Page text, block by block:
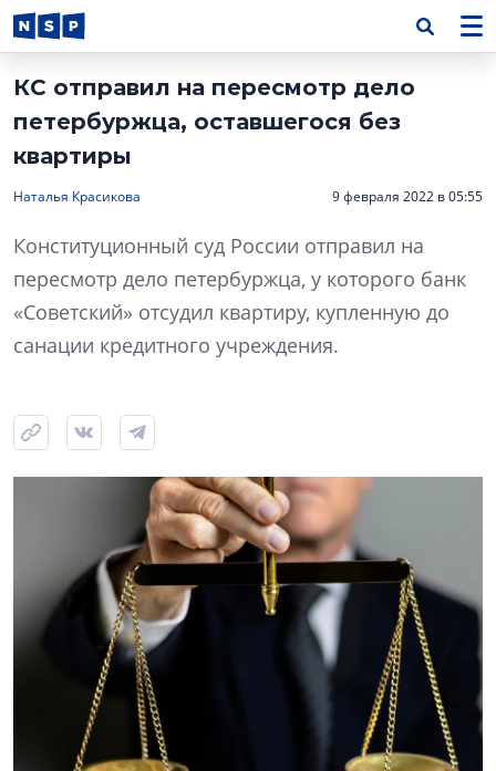
КС отправил на пересмотр дело
петербуржца, оставшегося без
квартиры
Наталья Красикова 9 февраля 2022 в 05:55
Конституционный суд России отправил на
пересмотр дело петербуржца, у которого банк
«Советский» отсудил квартиру, купленную до
санации кредитного учреждения.